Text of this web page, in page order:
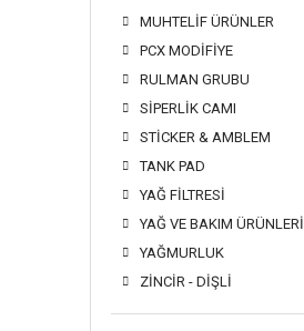
MUHTELİF ÜRÜNLER
PCX MODİFİYE
RULMAN GRUBU
SİPERLİK CAMI
STİCKER & AMBLEM
TANK PAD
YAĞ FİLTRESİ
YAĞ VE BAKIM ÜRÜNLERİ
YAĞMURLUK
ZİNCİR - DİŞLİ